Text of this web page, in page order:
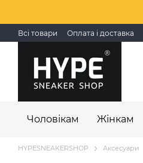
Всі товари Оплата і доставка
Чоловікам Жінкам
HYPESNEAKERSHOP Аксесуари